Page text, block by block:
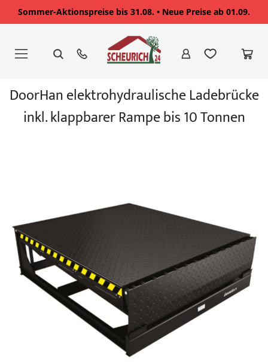
Sommer-Aktionspreise bis 31.08. • Neue Preise ab 01.09.
springen
Ende
Bildgalerie
DoorHan elektrohydraulische Ladebrücke
inkl. klappbarer Rampe bis 10 Tonnen